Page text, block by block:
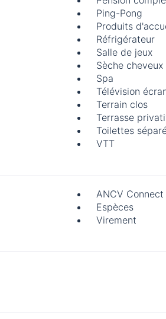
Ping-Pong
Produits
Réfrigérateur
Salle de jeux
Sèche cheveux
Spa
Télévision
Terrain clos
Terrasse
Toilettes
VTT
ANCV Connect
Espèces
Virement